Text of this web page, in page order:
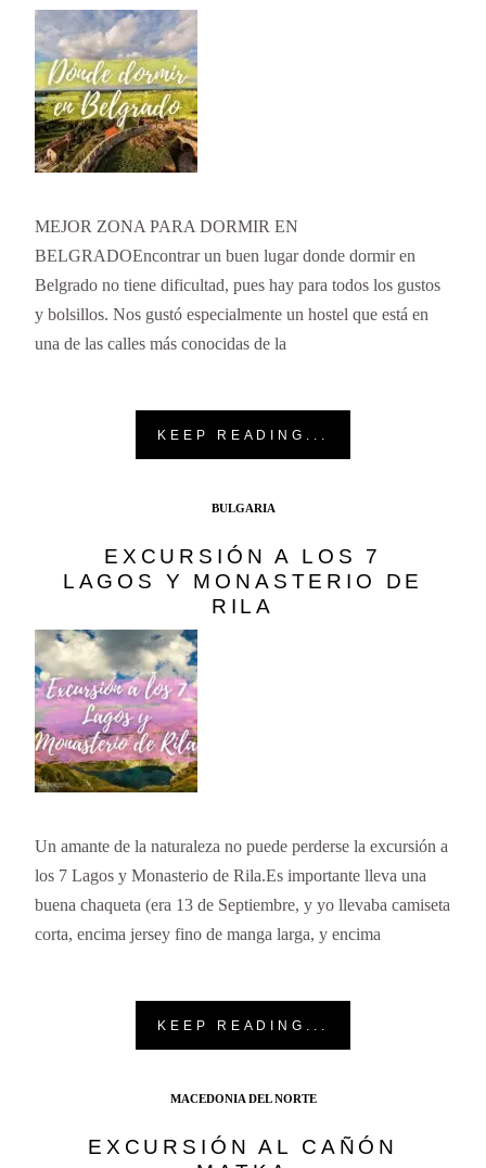
MEJOR ZONA PARA DORMIR EN
BELGRADOEncontrar un buen lugar donde dormir en
Belgrado no tiene dificultad, pues hay para todos los gustos
y bolsillos. Nos gustó especialmente un hostel que está en
una de las calles más conocidas de la
KEEP READING...
BULGARIA
EXCURSIÓN A LOS 7
LAGOS Y MONASTERIO DE
RILA
Un amante de la naturaleza no puede perderse la excursión a
los 7 Lagos y Monasterio de Rila.Es importante lleva una
buena chaqueta (era 13 de Septiembre, y yo llevaba camiseta
corta, encima jersey fino de manga larga, y encima
KEEP READING...
MACEDONIA DEL NORTE
EXCURSIÓN AL CAÑÓN